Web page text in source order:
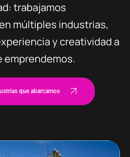
trabajamos
múltiples industrias,
y creatividad a
emprendemos.
que abarcamos